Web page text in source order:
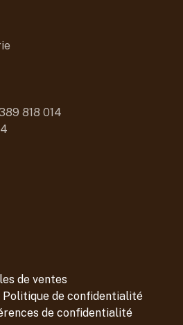
818 014
de ventes
Politique de confidentialité
de confidentialité